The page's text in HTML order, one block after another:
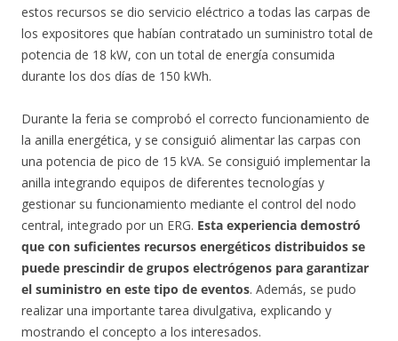
estos recursos se dio servicio eléctrico a todas las carpas de
los expositores que habían contratado un suministro total de
potencia de 18 kW, con un total de energía consumida
durante los dos días de 150 kWh.
Durante la feria se comprobó el correcto funcionamiento de
la anilla energética, y se consiguió alimentar las carpas con
una potencia de pico de 15 kVA. Se consiguió implementar la
anilla integrando equipos de diferentes tecnologías y
gestionar su funcionamiento mediante el control del nodo
central, integrado por un ERG. Esta experiencia demostró
que con suficientes recursos energéticos distribuidos se
puede prescindir de grupos electrógenos para garantizar
el suministro en este tipo de eventos. Además, se pudo
realizar una importante tarea divulgativa, explicando y
mostrando el concepto a los interesados.